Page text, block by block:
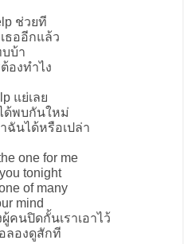
ช่วยที
ธออีกแล้ว
บ้า
องทำไง
แย่เลย
ด้พบกันใหม่
ฉันได้หรือเปล่า
one for me
tonight
of many
mind
คนปิดกั้นเราเอาไว้
ลองดูสักที